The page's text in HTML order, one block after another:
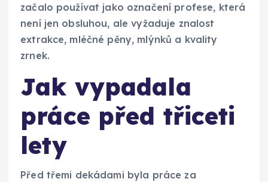
začalo používat jako označení profese, která
není jen obsluhou, ale vyžaduje znalost
extrakce, mléčné pěny, mlýnků a kvality
zrnek.
Jak vypadala
práce před třiceti
lety
Před třemi dekádami byla práce za